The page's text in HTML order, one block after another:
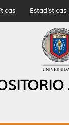
Estadísticas